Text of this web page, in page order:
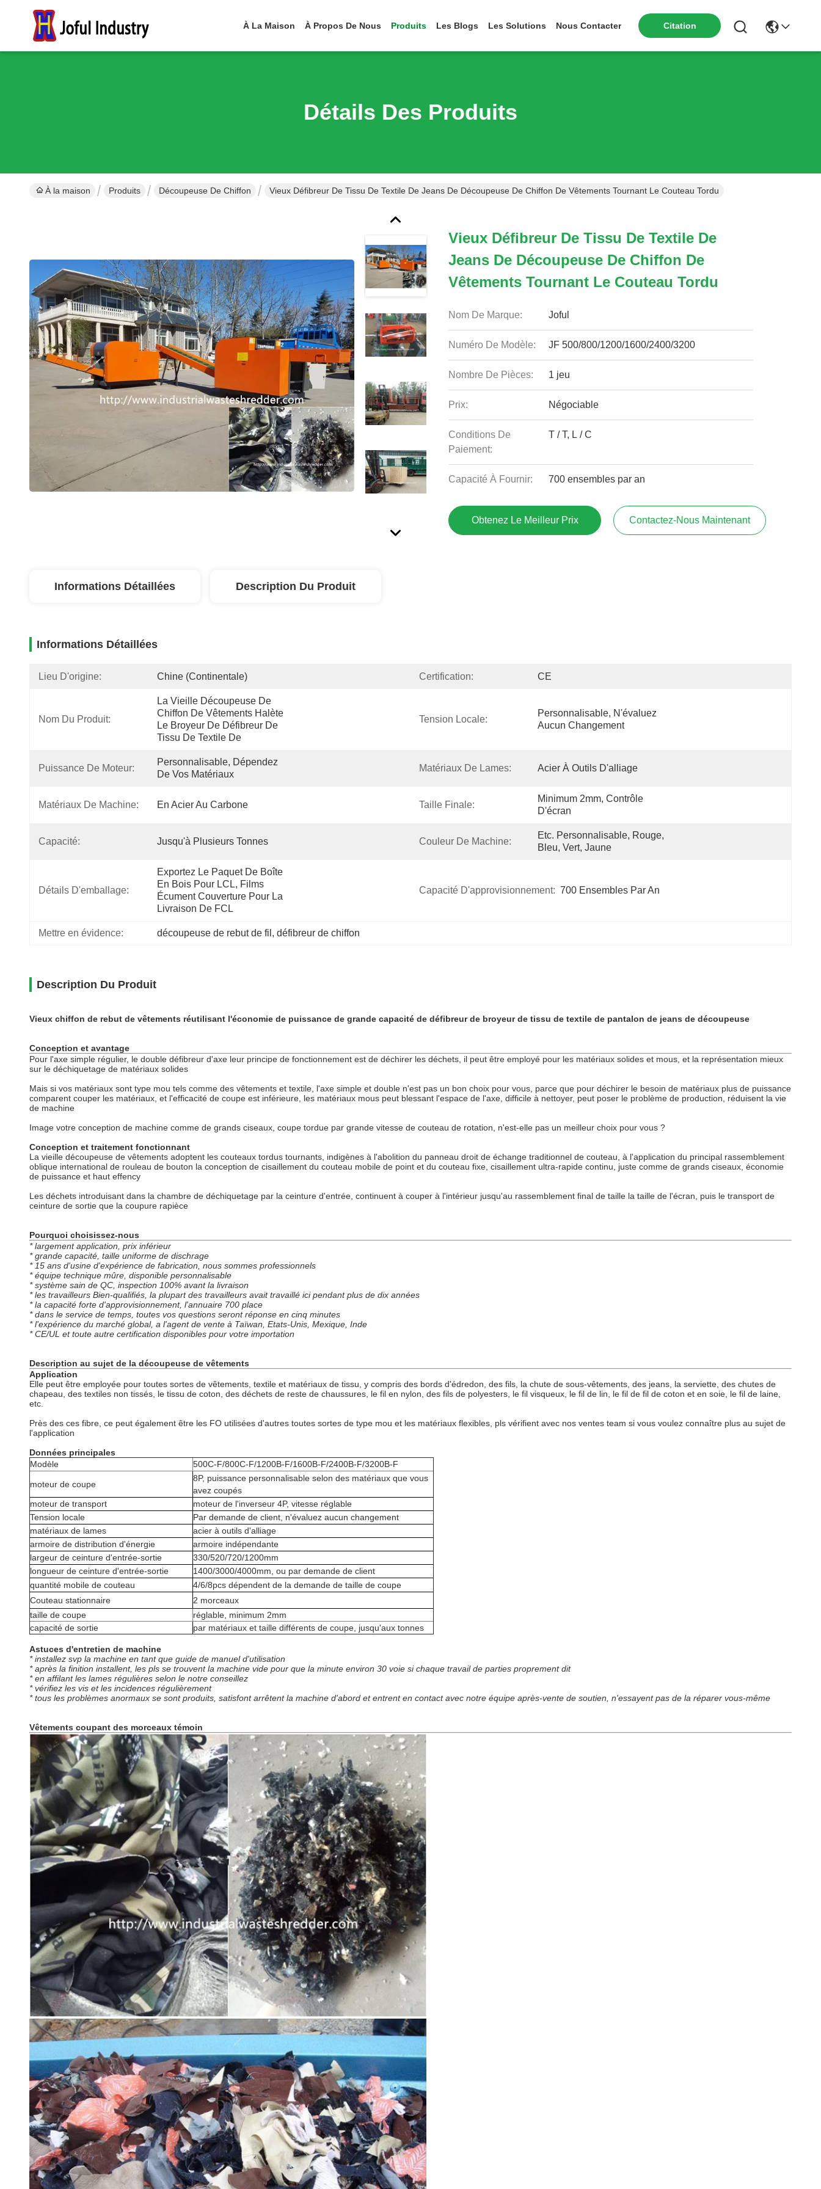
À La Maison À Propos De Nous Produits Les Blogs Les Solutions Nous Contacter Citation
Détails Des Produits
À la maison Produits Découpeuse De Chiffon Vieux Défibreur De Tissu De Textile De Jeans De Découpeuse De Chiffon De Vêtements Tournant Le Couteau Tordu
Vieux Défibreur De Tissu De Textile De
Jeans De Découpeuse De Chiffon De
Vêtements Tournant Le Couteau Tordu
Nom De Marque: Joful
Numéro De Modèle: JF 500/800/1200/1600/2400/3200
Nombre De Pièces: 1 jeu
Prix: Négociable
Conditions De
Paiement:
T / T, L / C
Capacité À Fournir: 700 ensembles par an
Obtenez Le Meilleur Prix Contactez-Nous Maintenant
Informations Détaillées Description Du Produit
Informations Détaillées
Lieu D'origine: Chine (continentale) Certification: CE
Nom Du Produit:
La Vieille Découpeuse De
Chiffon De Vêtements Halète
Le Broyeur De Défibreur De
Tissu De Textile De
Tension Locale:
Personnalisable, N'évaluez
Aucun Changement
Puissance De Moteur:
Personnalisable, Dépendez
De Vos Matériaux
Matériaux De Lames: Acier À Outils D'alliage
Matériaux De Machine: En Acier Au Carbone Taille Finale:
Minimum 2mm, Contrôle
D'écran
Capacité: Jusqu'à Plusieurs Tonnes Couleur De Machine:
Etc. Personnalisable, Rouge,
Bleu, Vert, Jaune
Détails D'emballage:
Exportez Le Paquet De Boîte
En Bois Pour LCL, Films
Écument Couverture Pour La
Livraison De FCL
Capacité D'approvisionnement: 700 Ensembles Par An
Mettre en évidence: découpeuse de rebut de fil , défibreur de chiffon
Description Du Produit
Vieux chiffon de rebut de vêtements réutilisant l'économie de puissance de grande capacité de défibreur de broyeur de tissu de textile de pantalon de jeans de découpeuse
Conception et avantage
Pour l'axe simple régulier, le double défibreur d'axe leur principe de fonctionnement est de déchirer les déchets, il peut être employé pour les matériaux solides et mous, et la représentation mieux
sur le déchiquetage de matériaux solides
Mais si vos matériaux sont type mou tels comme des vêtements et textile, l'axe simple et double n'est pas un bon choix pour vous, parce que pour déchirer le besoin de matériaux plus de puissance
comparent couper les matériaux, et l'efficacité de coupe est inférieure, les matériaux mous peut blessant l'espace de l'axe, difficile à nettoyer, peut poser le problème de production, réduisent la vie
de machine
Image votre conception de machine comme de grands ciseaux, coupe tordue par grande vitesse de couteau de rotation, n'est-elle pas un meilleur choix pour vous ?
Conception et traitement fonctionnant
La vieille découpeuse de vêtements adoptent les couteaux tordus tournants, indigènes à l'abolition du panneau droit de échange traditionnel de couteau, à l'application du principal rassemblement
oblique international de rouleau de bouton la conception de cisaillement du couteau mobile de point et du couteau fixe, cisaillement ultra-rapide continu, juste comme de grands ciseaux, économie
de puissance et haut effency
Les déchets introduisant dans la chambre de déchiquetage par la ceinture d'entrée, continuent à couper à l'intérieur jusqu'au rassemblement final de taille la taille de l'écran, puis le transport de
ceinture de sortie que la coupure rapièce
Pourquoi choisissez-nous
* largement application, prix inférieur
* grande capacité, taille uniforme de dischrage
* 15 ans d'usine d'expérience de fabrication, nous sommes professionnels
* équipe technique mûre, disponible personnalisable
* système sain de QC, inspection 100% avant la livraison
* les travailleurs Bien-qualifiés, la plupart des travailleurs avait travaillé ici pendant plus de dix années
* la capacité forte d'approvisionnement, l'annuaire 700 place
* dans le service de temps, toutes vos questions seront réponse en cinq minutes
* l'expérience du marché global, a l'agent de vente à Taïwan, Etats-Unis, Mexique, Inde
* CE/UL et toute autre certification disponibles pour votre importation
Description au sujet de la découpeuse de vêtements
Application
Elle peut être employée pour toutes sortes de vêtements, textile et matériaux de tissu, y compris des bords d'édredon, des fils, la chute de sous-vêtements, des jeans, la serviette, des chutes de
chapeau, des textiles non tissés, le tissu de coton, des déchets de reste de chaussures, le fil en nylon, des fils de polyesters, le fil visqueux, le fil de lin, le fil de fil de coton et en soie, le fil de laine,
etc.
Près des ces fibre, ce peut également être les FO utilisées d'autres toutes sortes de type mou et les matériaux flexibles, pls vérifient avec nos ventes team si vous voulez connaître plus au sujet de
l'application
Données principales
Modèle
500C-F/800C-F/1200B-F/1600B-F/2400B-F/3200B-F
moteur de coupe
8P, puissance personnalisable selon des matériaux que vous
avez coupés
moteur de transport
moteur de l'inverseur 4P, vitesse réglable
Tension locale
Par demande de client, n'évaluez aucun changement
matériaux de lames
acier à outils d'alliage
armoire de distribution d'énergie
armoire indépendante
largeur de ceinture d'entrée-sortie
330/520/720/1200mm
longueur de ceinture d'entrée-sortie
1400/3000/4000mm, ou par demande de client
quantité mobile de couteau
4/6/8pcs dépendent de la demande de taille de coupe
Couteau stationnaire
2 morceaux
taille de coupe
réglable, minimum 2mm
capacité de sortie
par matériaux et taille différents de coupe, jusqu'aux tonnes
Astuces d'entretien de machine
* installez svp la machine en tant que guide de manuel d'utilisation
* après la finition installent, les pls se trouvent la machine vide pour que la minute environ 30 voie si chaque travail de parties proprement dit
* en affilant les lames régulières selon le notre conseillez
* vérifiez les vis et les incidences régulièrement
* tous les problèmes anormaux se sont produits, satisfont arrêtent la machine d'abord et entrent en contact avec notre équipe après-vente de soutien, n'essayent pas de la réparer vous-même
Vêtements coupant des morceaux témoin